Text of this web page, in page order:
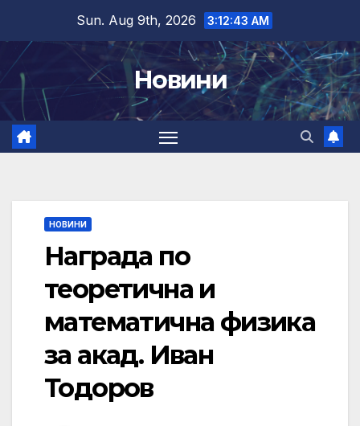
content
Sun. Aug 9th, 2026 3:12:44 AM
Новини
НОВИНИ
Награда по
теоретична и
математична физика
за акад. Иван
Тодоров